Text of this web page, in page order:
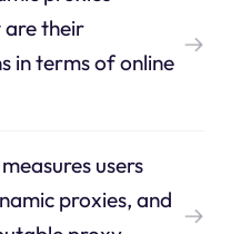
are their
in terms of online
users
proxies, and